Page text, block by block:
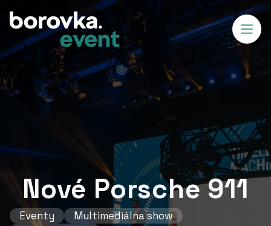
Nové Porsche 911
Eventy
Multimediálna show